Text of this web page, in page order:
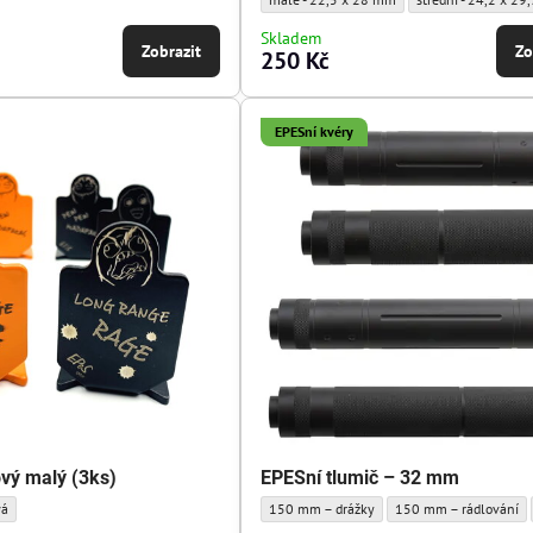
Zobrazit
Skladem
250 Kč
malý (3ks)
(3ks) - Barva:
malý (3ks) - Barva:
EPESní kvéry
EPESní tlumič – 32 mm
EPESní tlumič – 32 mm - Typ tlumiče:
150 mm – drážky EPESní tlumič – 32
150 mm – rádlování